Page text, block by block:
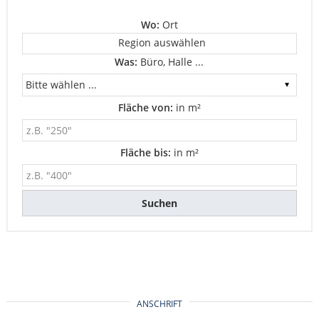
Wo: Ort
Region auswählen
Was: Büro, Halle ...
Fläche von: in m²
Fläche bis: in m²
ANSCHRIFT